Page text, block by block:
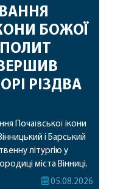
БОЖОЇ
РІЗДВА
Почаївської ікони
і Барський
літургію у
міста Вінниці.
співслужили05.08.2026